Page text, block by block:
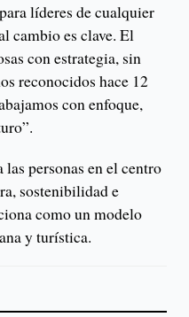
líderes de cualquier
cambio es clave. El
con estrategia, sin
reconocidos hace 12
con enfoque,
personas en el centro
sostenibilidad e
como un modelo
y turística.